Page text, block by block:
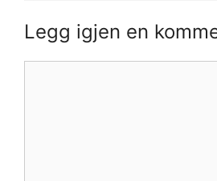
Legg igjen en